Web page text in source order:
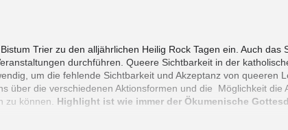
Trier zu den alljährlichen Heilig Rock Tagen ein. Auch das
durchführen. Queere Sichtbarkeit in der
um die fehlende Sichtbarkeit und Akzeptanz von queeren
über die verschiedenen Aktionsformen und die Möglichkeit die
zu können. Highlight ist wie immer der Ökumenische